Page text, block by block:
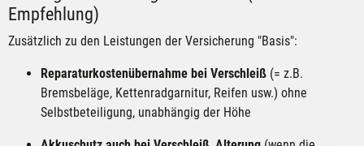
Empfehlung)
Zusätzlich zu den Leistungen der Versicherung "Basis":
Reparaturkostenübernahme bei Verschleiß (= z.B.
Bremsbeläge, Kettenradgarnitur, Reifen usw.) ohne
Selbstbeteiligung, unabhängig der Höhe